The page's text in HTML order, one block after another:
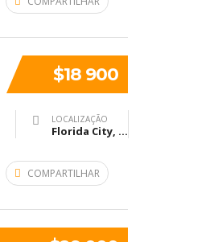
$18 900
LOCALIZAÇÃO
Florida City, FL, USA
COMPARTILHAR